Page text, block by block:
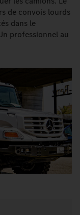
de convois lourds
dans le
professionnel au